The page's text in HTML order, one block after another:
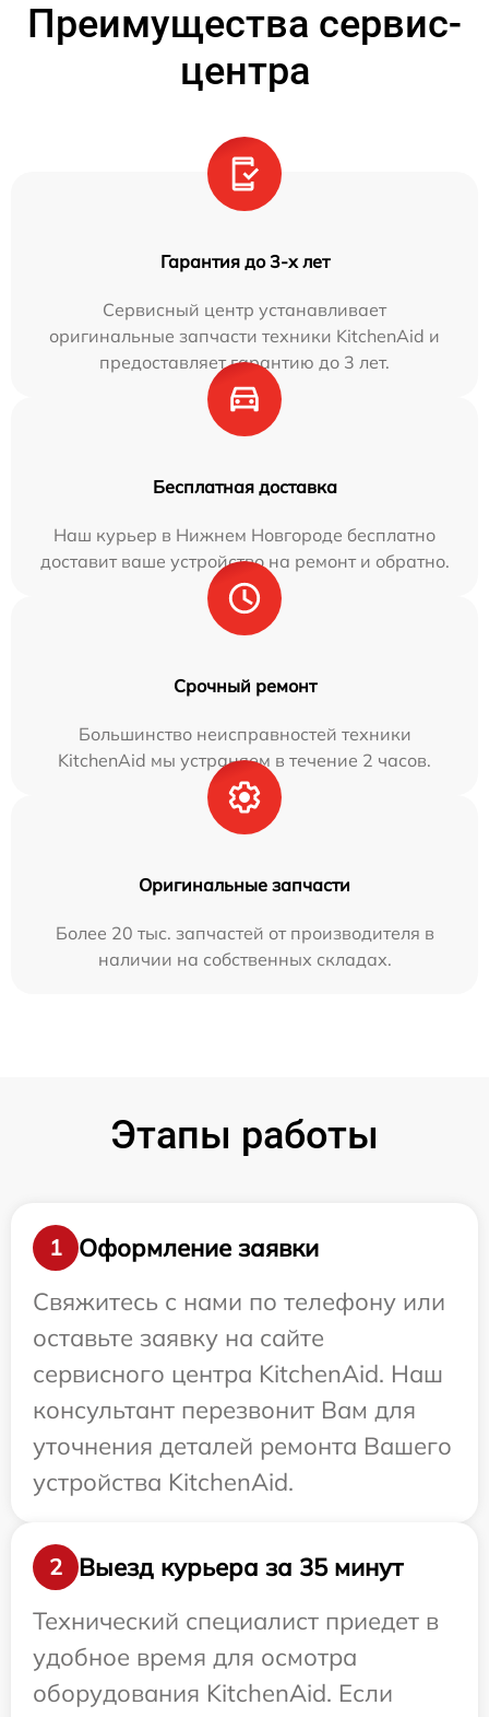
Преимущества сервис-
центра
Гарантия до 3-х лет
Сервисный центр устанавливает
оригинальные запчасти техники KitchenAid и
предоставляет гарантию до 3 лет.
Бесплатная доставка
Наш курьер в Нижнем Новгороде бесплатно
доставит ваше устройство на ремонт и обратно.
Срочный ремонт
Большинство неисправностей техники
KitchenAid мы устраняем в течение 2 часов.
Оригинальные запчасти
Более 20 тыс. запчастей от производителя в
наличии на собственных складах.
Этапы работы
1
Оформление заявки
Свяжитесь с нами по телефону или
оставьте заявку на сайте
сервисного центра KitchenAid. Наш
консультант перезвонит Вам для
уточнения деталей ремонта Вашего
устройства KitchenAid.
2
Выезд курьера за 35 минут
Технический специалист приедет в
удобное время для осмотра
оборудования KitchenAid. Если